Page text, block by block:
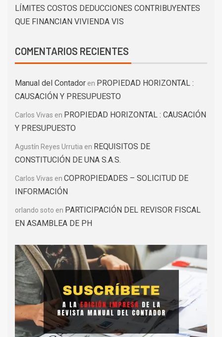
LÍMITES COSTOS DEDUCCIONES CONTRIBUYENTES
QUE FINANCIAN VIVIENDA VIS
COMENTARIOS RECIENTES
Manual del Contador en PROPIEDAD HORIZONTAL :
CAUSACIÓN Y PRESUPUESTO
Carlos Vivas en PROPIEDAD HORIZONTAL : CAUSACIÓN
Y PRESUPUESTO
Agustín Reyes Urrutia en REQUISITOS DE
CONSTITUCIÓN DE UNA S.A.S.
Carlos Vivas en COPROPIEDADES – SOLICITUD DE
INFORMACIÓN
orlando soto en PARTICIPACIÓN DEL REVISOR FISCAL
EN ASAMBLEA DE PH